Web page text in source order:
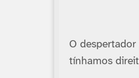
O despertador
tí­nhamos